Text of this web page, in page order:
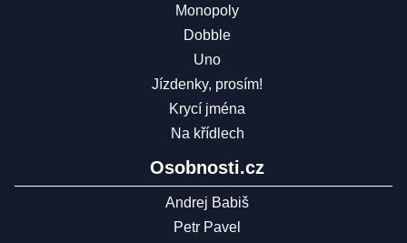
Monopoly
Dobble
Uno
Jízdenky, prosím!
Krycí jména
Na křídlech
Osobnosti.cz
Andrej Babiš
Petr Pavel